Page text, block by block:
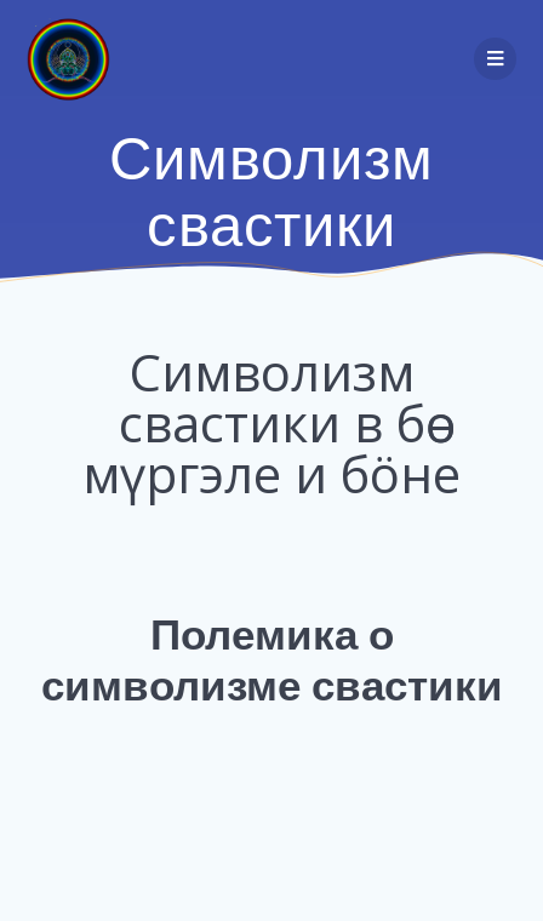
Символизм
свастики
Символизм
свастики в бөө
мүргэле и бöне
Полемика о
символизме свастики